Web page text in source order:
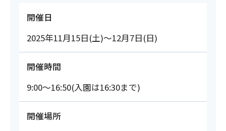
開催日
2025年11月15日(土)～12月7日(日)
開催時間
9:00～16:50(入園は16:30まで)
開催場所